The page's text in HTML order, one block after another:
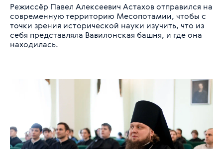
Режиссёр Павел Алексеевич Астахов отправился на
современную территорию Месопотамии, чтобы с
точки зрения исторической науки изучить, что из
себя представляла Вавилонская башня, и где она
находилась.